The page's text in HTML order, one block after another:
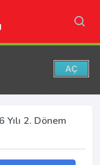
AÇ
2. Dönem